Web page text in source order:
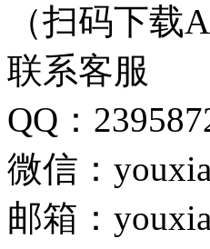
（扫码下载
联系客服
QQ：
微信：
邮箱：